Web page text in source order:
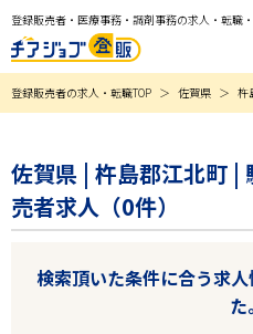
登録販売者・医療事務・調剤事務の求人・転職
登録販売者の求人・転職TOP 佐賀県 杵
佐賀県 | 杵島郡江北町 |
売者求人（0件）
検索頂いた条件に合う求
た。